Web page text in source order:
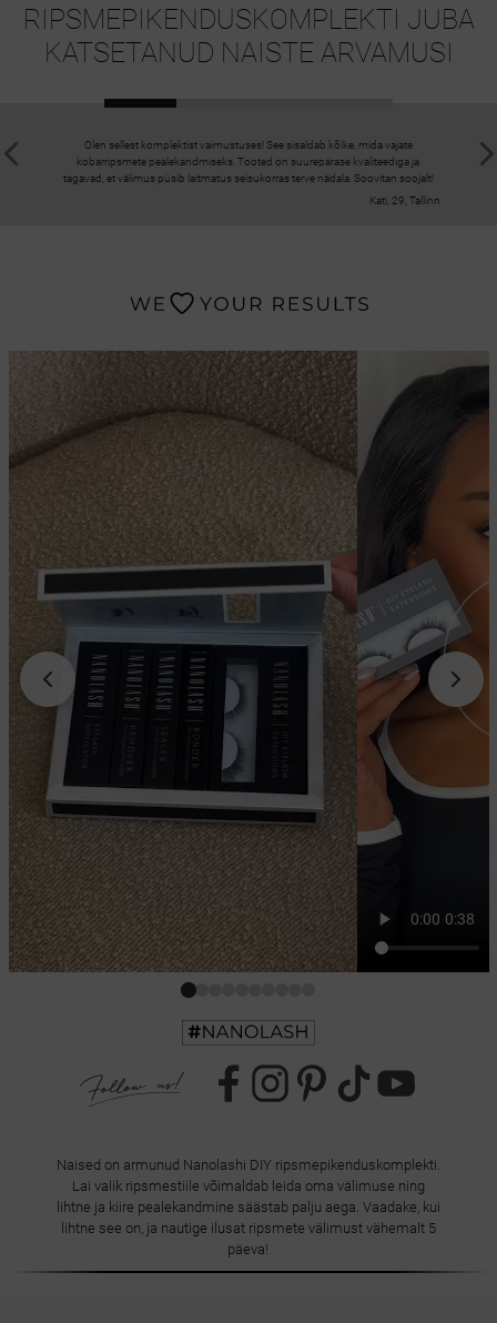
RIPSMEPIKENDUSKOMPLEKTI JUBA
KATSETANUD NAISTE ARVAMUSI
Olen sellest komplektist vaimustuses! See sisaldab kõike, mida vajate
kobarripsmete pealekandmiseks. Tooted on suurepärase kvaliteediga ja
tagavad, et välimus püsib laitmatus seisukorras terve nädala. Soovitan soojalt!
Kati, 29, Tallinn
Selle
tooteid
Naised on armunud Nanolashi DIY ripsmepikenduskomplekti.
Lai valik ripsmestiile võimaldab leida oma välimuse ning
lihtne ja kiire pealekandmine säästab palju aega. Vaadake, kui
lihtne see on, ja nautige ilusat ripsmete välimust vähemalt 5
päeva!